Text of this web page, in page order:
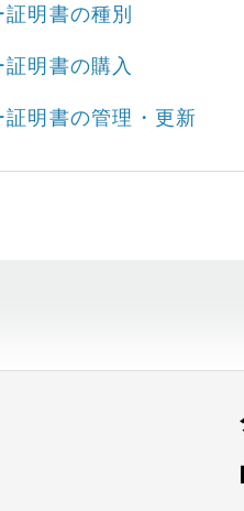
明書の種別
明書の購入
明書の管理・更新